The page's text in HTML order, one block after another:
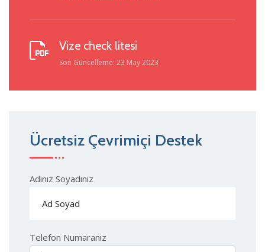
Vize check litesi
Son Güncelleme: 23 May 2023
Ücretsiz Çevrimiçi Destek
Adınız Soyadınız
Telefon Numaranız